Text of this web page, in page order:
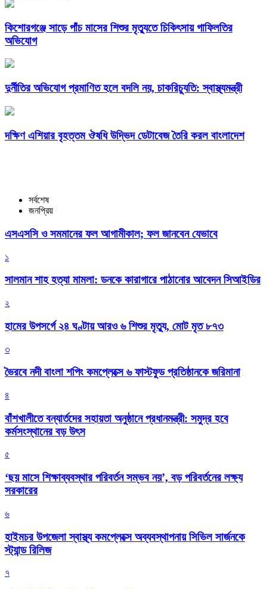
কিশোরগঞ্জে সাড়ে পাঁচ মাসের শিশুর মৃত্যুতে চিকিৎসায় গাফিলতির
অভিযোগ
দুর্নীতির অভিযোগ প্রমাণিত হলে বদলি নয়, চাকরিচ্যুতি: স্বাস্থ্যমন্ত্রী
দক্ষিণ এশিয়ার বৃহত্তম ঔষধি উদ্ভিদ ডেটাবেজ তৈরি করল বাংলাদেশ
সর্বশেষ
জনপ্রিয়
এসএসসি ও সমমানের ফল আগামীকাল; ফল জানবেন যেভাবে
১
সালমান শাহ হত্যা মামলা: ডনকে কারাগারে পাঠানোর আবেদন সিআইডির
২
হামের উপসর্গে ২৪ ঘণ্টায় আরও ৬ শিশুর মৃত্যু, মোট মৃত ৮৭৩
৩
ভৈরবে নদী বাংলা শপিং কমপ্লেক্সে ৬ ফাস্টফুড প্রতিষ্ঠানকে জরিমানা
৪
বাঁশখালীতে বন্যার্তদের সহায়তা অনুষ্ঠানে প্রধানমন্ত্রী: সমুদ্র হবে
কর্মসংস্থানের বড় উৎস
৫
‘ছয় মাসে শিক্ষাব্যবস্থার পরিবর্তন সম্ভব নয়’, বড় পরিবর্তনের লক্ষ্য
সরকারের
৬
হাইমচর উপজেলা স্বাস্থ্য কমপ্লেক্সে অব্যবস্থাপনায় সিভিল সার্জনকে
স্ট্যান্ড রিলিজ
৭